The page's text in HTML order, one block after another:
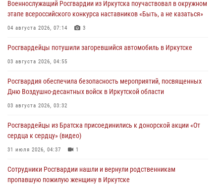
Военнослужащий Росгвардии из Иркутска поучаствовал в окружном
этапе всероссийского конкурса наставников «Быть, а не казаться»
04 августа 2026, 07:14 3
Росгвардейцы потушили загоревшийся автомобиль в Иркутске
03 августа 2026, 04:55
Росгвардия обеспечила безопасность мероприятий, посвященных
Дню Воздушно-десантных войск в Иркутской области
03 августа 2026, 03:32
Росгвардейцы из Братска присоединились к донорской акции «От
сердца к сердцу» (видео)
31 июля 2026, 04:37 1
Сотрудники Росгвардии нашли и вернули родственникам
пропавшую пожилую женщину в Иркутске